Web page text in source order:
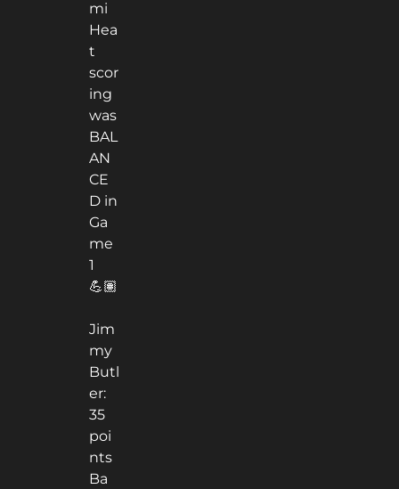
mi
Hea
t
scor
ing
was
BAL
AN
CE
D in
Ga
me
1
💪🏽
Jim
my
Butl
er:
35
poi
nts
Ba